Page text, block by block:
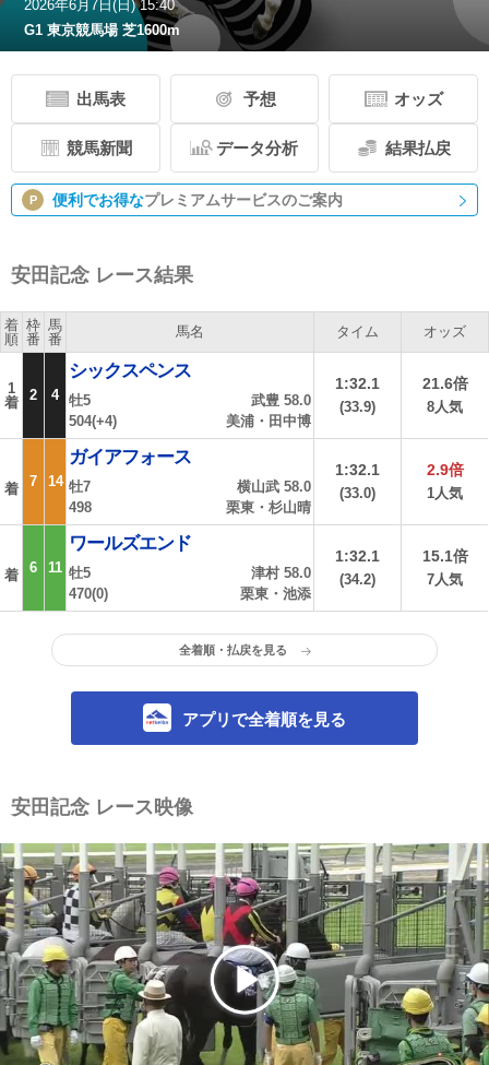
2026年6月7日(日) 15:40
G1 東京競馬場 芝1600m
出馬表 予想 オッズ
競馬新聞 データ分析 結果払戻
P 便利でお得なプレミアムサービスのご案内
安田記念 レース結果
着
順
枠
番
馬
番
馬名 タイム オッズ
1
着
2 4
シックスペンス
牡5
504(+4)
武豊 58.0
美浦・田中博
1:32.1
(33.9)
21.6倍
8人気
着 7 14
ガイアフォース
牡7
498
横山武 58.0
栗東・杉山晴
1:32.1
(33.0)
2.9倍
1人気
着 6 11
ワールズエンド
牡5
470(0)
津村 58.0
栗東・池添
1:32.1
(34.2)
15.1倍
7人気
全着順・払戻を見る
アプリで全着順を見る
安田記念 レース映像